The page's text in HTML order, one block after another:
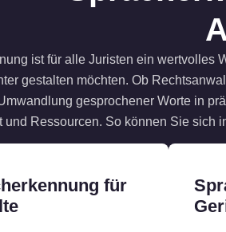
ist für alle Juristen ein wertvolles
gestalten möchten. Ob
gesprochener Worte in
und Ressourcen. So können Sie sich
Fälle konzentrieren, während Ihre
Integration in bestehende
flexibel an die individuellen
für